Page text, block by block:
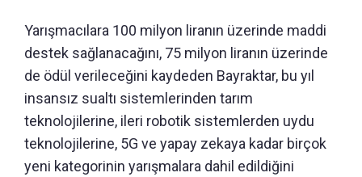
Yarışmacılara 100 milyon liranın üzerinde maddi
destek sağlanacağını, 75 milyon liranın üzerinde
de ödül verileceğini kaydeden Bayraktar, bu yıl
insansız sualtı sistemlerinden tarım
teknolojilerine, ileri robotik sistemlerden uydu
teknolojilerine, 5G ve yapay zekaya kadar birçok
yeni kategorinin yarışmalara dahil edildiğini